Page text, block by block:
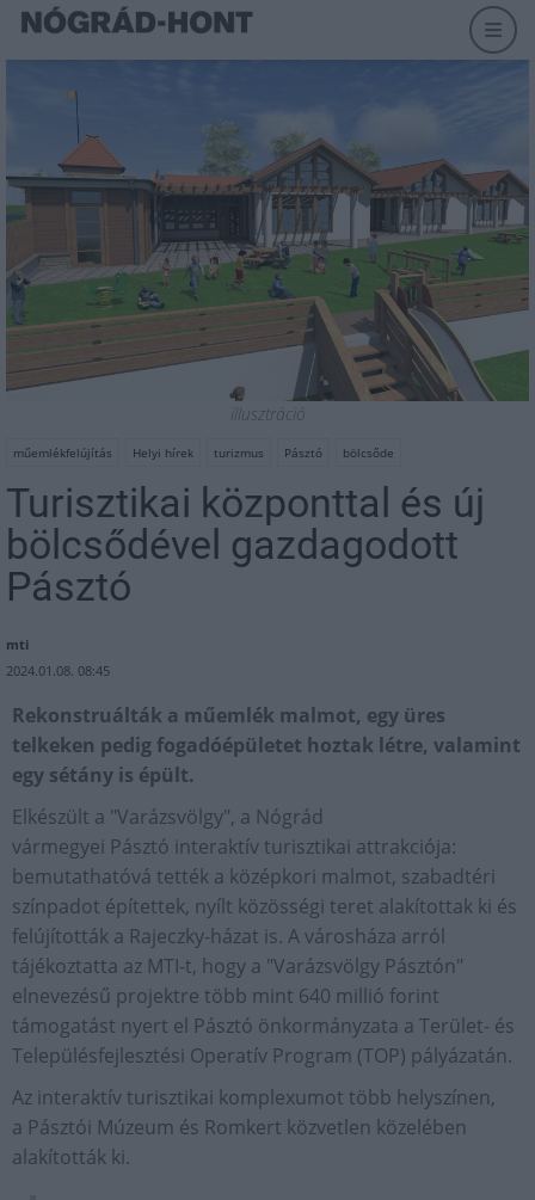
illusztráció
műemlékfelújítás Helyi hírek turizmus Pásztó bölcsőde
Turisztikai központtal és új
bölcsődével gazdagodott
Pásztó
mti
2024.01.08. 08:45
Rekonstruálták a műemlék malmot, egy üres
telkeken pedig fogadóépületet hoztak létre, valamint
egy sétány is épült.
Elkészült a "Varázsvölgy", a Nógrád
vármegyei Pásztó interaktív turisztikai attrakciója:
bemutathatóvá tették a középkori malmot, szabadtéri
színpadot építettek, nyílt közösségi teret alakítottak ki és
felújították a Rajeczky-házat is. A városháza arról
tájékoztatta az MTI-t, hogy a "Varázsvölgy Pásztón"
elnevezésű projektre több mint 640 millió forint
támogatást nyert el Pásztó önkormányzata a Terület- és
Településfejlesztési Operatív Program (TOP) pályázatán.
Az interaktív turisztikai komplexumot több helyszínen,
a Pásztói Múzeum és Romkert közvetlen közelében
alakították ki.